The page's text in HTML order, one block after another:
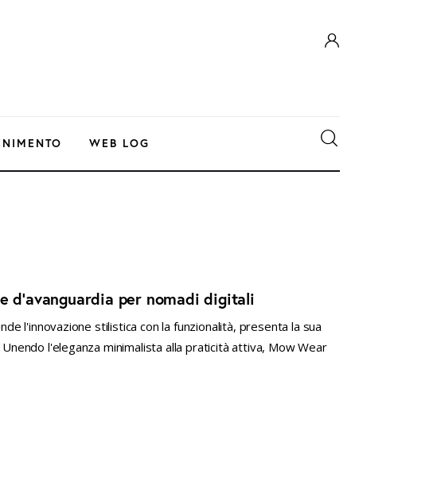
WEB LOG
d’avanguardia per nomadi digitali
l'innovazione stilistica con la funzionalità, presenta la sua
l'eleganza minimalista alla praticità attiva, Mow Wear